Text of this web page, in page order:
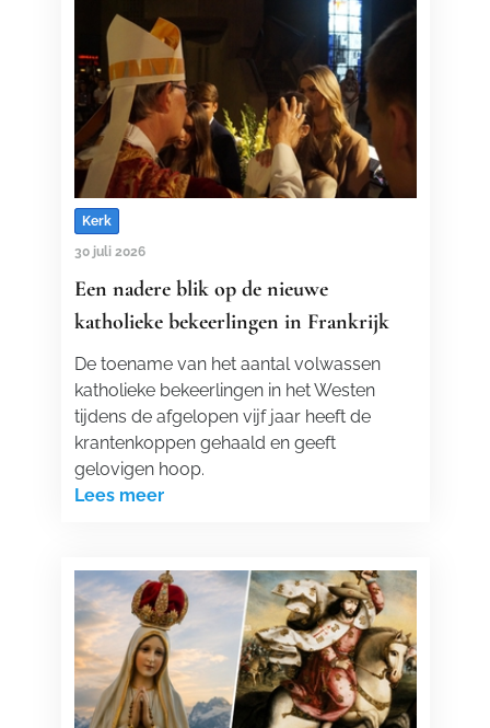
Kerk
30 juli 2026
Een nadere blik op de nieuwe
katholieke bekeerlingen in Frankrijk
De toename van het aantal volwassen
katholieke bekeerlingen in het Westen
tijdens de afgelopen vijf jaar heeft de
krantenkoppen gehaald en geeft
gelovigen hoop.
Lees meer